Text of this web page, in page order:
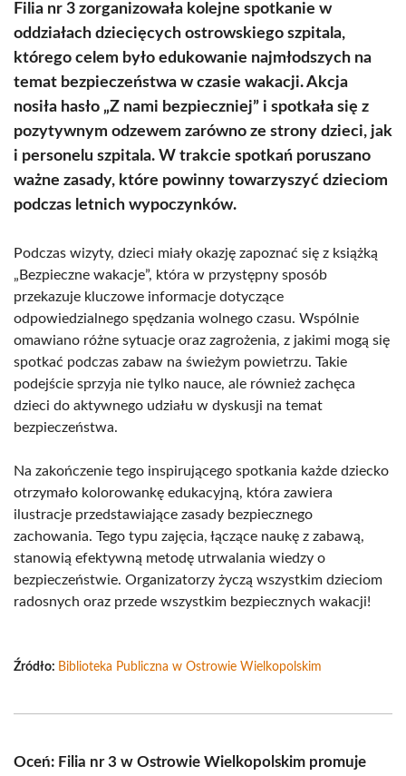
Filia nr 3 zorganizowała kolejne spotkanie w
oddziałach dziecięcych ostrowskiego szpitala,
którego celem było edukowanie najmłodszych na
temat bezpieczeństwa w czasie wakacji. Akcja
nosiła hasło „Z nami bezpieczniej” i spotkała się z
pozytywnym odzewem zarówno ze strony dzieci, jak
i personelu szpitala. W trakcie spotkań poruszano
ważne zasady, które powinny towarzyszyć dzieciom
podczas letnich wypoczynków.
Podczas wizyty, dzieci miały okazję zapoznać się z książką
„Bezpieczne wakacje”, która w przystępny sposób
przekazuje kluczowe informacje dotyczące
odpowiedzialnego spędzania wolnego czasu. Wspólnie
omawiano różne sytuacje oraz zagrożenia, z jakimi mogą się
spotkać podczas zabaw na świeżym powietrzu. Takie
podejście sprzyja nie tylko nauce, ale również zachęca
dzieci do aktywnego udziału w dyskusji na temat
bezpieczeństwa.
Na zakończenie tego inspirującego spotkania każde dziecko
otrzymało kolorowankę edukacyjną, która zawiera
ilustracje przedstawiające zasady bezpiecznego
zachowania. Tego typu zajęcia, łączące naukę z zabawą,
stanowią efektywną metodę utrwalania wiedzy o
bezpieczeństwie. Organizatorzy życzą wszystkim dzieciom
radosnych oraz przede wszystkim bezpiecznych wakacji!
Źródło: Biblioteka Publiczna w Ostrowie Wielkopolskim
Oceń: Filia nr 3 w Ostrowie Wielkopolskim promuje